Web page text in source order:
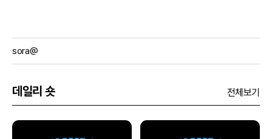
sora@
데일리 숏 전체보기